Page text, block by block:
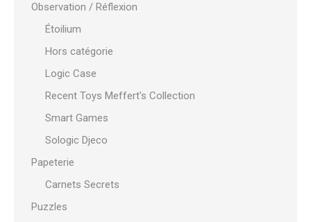
Observation / Réflexion
Étoilium
Hors catégorie
Logic Case
Recent Toys Meffert's Collection
Smart Games
Sologic Djeco
Papeterie
Carnets Secrets
Puzzles